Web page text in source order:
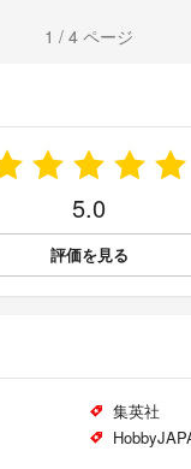
1 / 4 ページ
5.0
評価を見る
集英社